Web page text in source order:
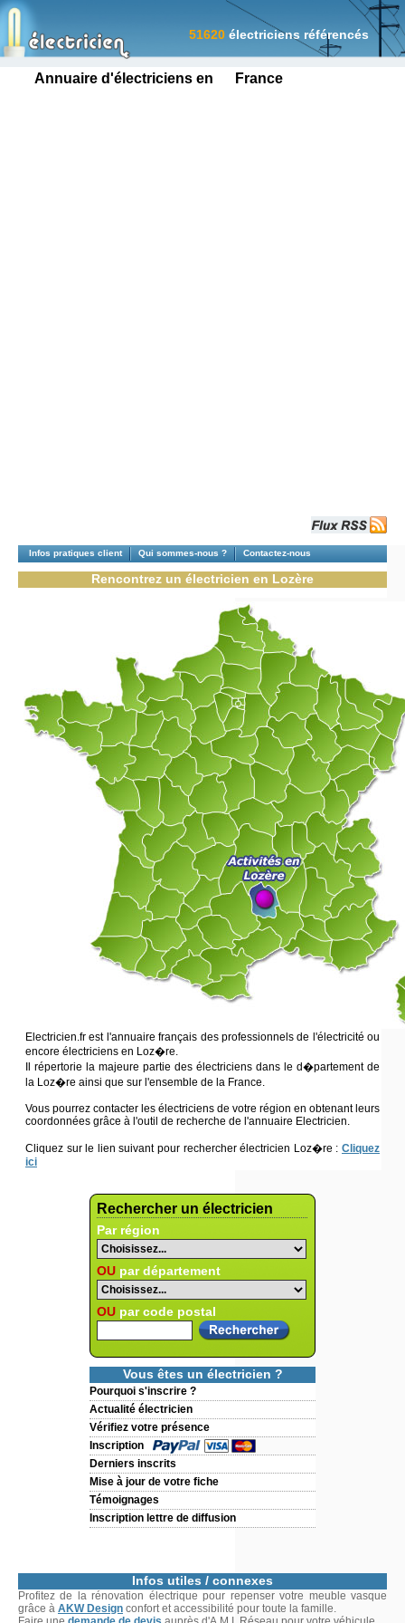
Annuaire d'électriciens en France
51620 électriciens référencés
Rechercher un électricien
Par région
OU par département
OU par code postal
Vous êtes un électricien ?
Pourquoi s'inscrire ?
Actualité électricien
Vérifiez votre présence
Inscription
Derniers inscrits
Mise à jour de votre fiche
Témoignages
Inscription lettre de diffusion
Infos pratiques client Qui sommes-nous ? Contactez-nous
Rencontrez un électricien en Lozère
Electricien.fr est l'annuaire français des professionnels de l'électricité ou
encore électriciens en Loz�re.
Il répertorie la majeure partie des électriciens dans le d�partement de
la Loz�re ainsi que sur l'ensemble de la France.
Vous pourrez contacter les électriciens de votre région en obtenant leurs
coordonnées grâce à l'outil de recherche de l'annuaire Electricien.
Cliquez sur le lien suivant pour rechercher électricien Loz�re : Cliquez
ici
Infos utiles / connexes
Profitez de la rénovation électrique pour repenser votre meuble vasque
grâce à AKW Design confort et accessibilité pour toute la famille.